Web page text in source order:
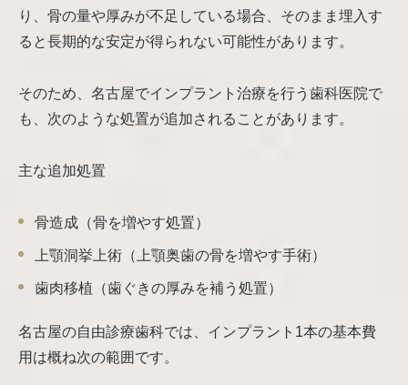
り、骨の量や厚みが不足している場合、そのまま埋入す
ると長期的な安定が得られない可能性があります。
そのため、名古屋でインプラント治療を行う歯科医院で
も、次のような処置が追加されることがあります。
主な追加処置
骨造成（骨を増やす処置）
上顎洞挙上術（上顎奥歯の骨を増やす手術）
歯肉移植（歯ぐきの厚みを補う処置）
名古屋の自由診療歯科では、インプラント1本の基本費
用は概ね次の範囲です。